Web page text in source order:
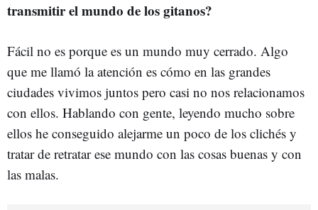
transmitir el mundo de los gitanos?
Fácil no es porque es un mundo muy cerrado. Algo
que me llamó la atención es cómo en las grandes
ciudades vivimos juntos pero casi no nos relacionamos
con ellos. Hablando con gente, leyendo mucho sobre
ellos he conseguido alejarme un poco de los clichés y
tratar de retratar ese mundo con las cosas buenas y con
las malas.